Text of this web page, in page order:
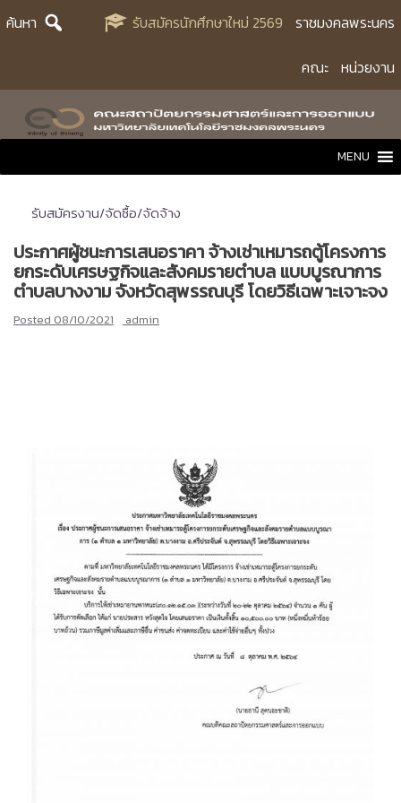
Skipค้นหา รับสมัครนักศึกษาใหม่ 2569 ราชมงคลพระนคร
คณะ หน่วยงาน
MENU
รับสมัครงาน/จัดซื้อ/จัดจ้าง
ประกาศผู้ชนะการเสนอราคา จ้างเช่าเหมารถตู้โครงการ
ยกระดับเศรษฐกิจและสังคมรายตำบล แบบบูรณาการ
ตำบลบางงาม จังหวัดสุพรรณบุรี โดยวิธีเฉพาะเจาะจง
Posted 08/10/2021 admin